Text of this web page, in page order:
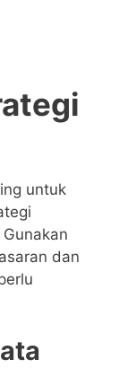
untuk
dan